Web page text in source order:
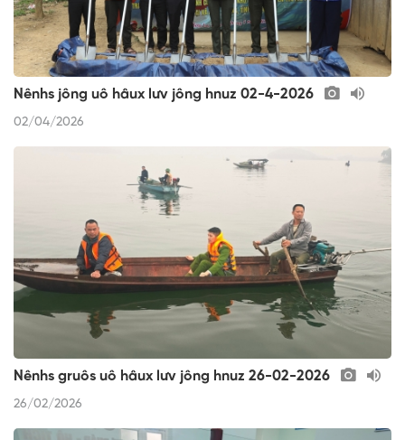
Nênhs jông uô hâux lưv jông hnuz 02-4-2026
02/04/2026
Nênhs gruôs uô hâux lưv jông hnuz 26-02-2026
26/02/2026